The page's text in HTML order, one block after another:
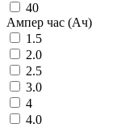
40
Ампер час (Ач)
1.5
2.0
2.5
3.0
4
4.0